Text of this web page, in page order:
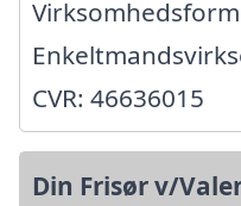
CVR: 46636015
Din Frisør v/